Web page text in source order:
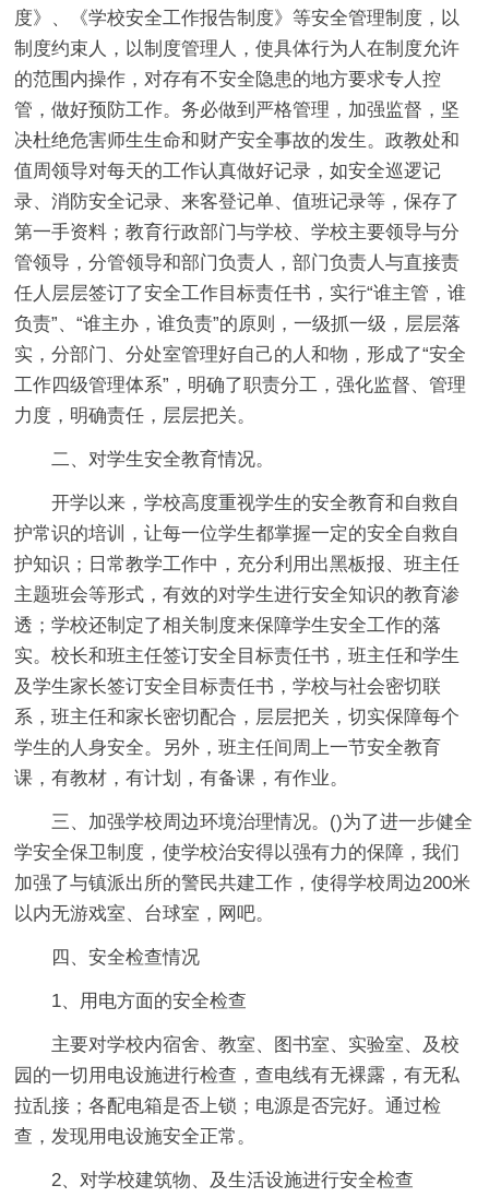
度》、《学校安全工作报告制度》等安全管理制度，以
制度约束人，以制度管理人，使具体行为人在制度允许
的范围内操作，对存有不安全隐患的地方要求专人控
管，做好预防工作。务必做到严格管理，加强监督，坚
决杜绝危害师生生命和财产安全事故的发生。政教处和
值周领导对每天的工作认真做好记录，如安全巡逻记
录、消防安全记录、来客登记单、值班记录等，保存了
第一手资料；教育行政部门与学校、学校主要领导与分
管领导，分管领导和部门负责人，部门负责人与直接责
任人层层签订了安全工作目标责任书，实行“谁主管，谁
负责”、“谁主办，谁负责”的原则，一级抓一级，层层落
实，分部门、分处室管理好自己的人和物，形成了“安全
工作四级管理体系”，明确了职责分工，强化监督、管理
力度，明确责任，层层把关。
二、对学生安全教育情况。
开学以来，学校高度重视学生的安全教育和自救自
护常识的培训，让每一位学生都掌握一定的安全自救自
护知识；日常教学工作中，充分利用出黑板报、班主任
主题班会等形式，有效的对学生进行安全知识的教育渗
透；学校还制定了相关制度来保障学生安全工作的落
实。校长和班主任签订安全目标责任书，班主任和学生
及学生家长签订安全目标责任书，学校与社会密切联
系，班主任和家长密切配合，层层把关，切实保障每个
学生的人身安全。另外，班主任间周上一节安全教育
课，有教材，有计划，有备课，有作业。
三、加强学校周边环境治理情况。()为了进一步健全
学安全保卫制度，使学校治安得以强有力的保障，我们
加强了与镇派出所的警民共建工作，使得学校周边200米
以内无游戏室、台球室，网吧。
四、安全检查情况
1、用电方面的安全检查
主要对学校内宿舍、教室、图书室、实验室、及校
园的一切用电设施进行检查，查电线有无裸露，有无私
拉乱接；各配电箱是否上锁；电源是否完好。通过检
查，发现用电设施安全正常。
2、对学校建筑物、及生活设施进行安全检查